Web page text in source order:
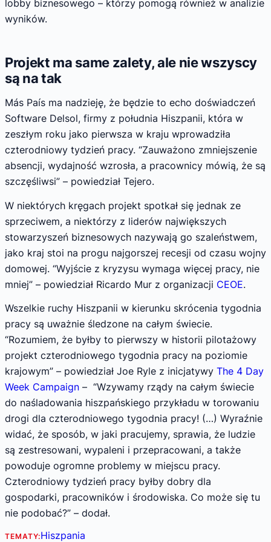
lobby biznesowego – którzy pomogą również w analizie
wyników.
Projekt ma same zalety, ale nie wszyscy
są na tak
Más País ma nadzieję, że będzie to echo doświadczeń
Software Delsol, firmy z południa Hiszpanii, która w
zeszłym roku jako pierwsza w kraju wprowadziła
czterodniowy tydzień pracy. “Zauważono zmniejszenie
absencji, wydajność wzrosła, a pracownicy mówią, że są
szczęśliwsi” – powiedział Tejero.
W niektórych kręgach projekt spotkał się jednak ze
sprzeciwem, a niektórzy z liderów największych
stowarzyszeń biznesowych nazywają go szaleństwem,
jako kraj stoi na progu najgorszej recesji od czasu wojny
domowej. “Wyjście z kryzysu wymaga więcej pracy, nie
mniej” – powiedział Ricardo Mur z organizacji CEOE.
Wszelkie ruchy Hiszpanii w kierunku skrócenia tygodnia
pracy są uważnie śledzone na całym świecie.
“Rozumiem, że byłby to pierwszy w historii pilotażowy
projekt czterodniowego tygodnia pracy na poziomie
krajowym” – powiedział Joe Ryle z inicjatywy The 4 Day
Week Campaign – “Wzywamy rządy na całym świecie
do naśladowania hiszpańskiego przykładu w torowaniu
drogi dla czterodniowego tygodnia pracy! (…) Wyraźnie
widać, że sposób, w jaki pracujemy, sprawia, że ludzie
są zestresowani, wypaleni i przepracowani, a także
powoduje ogromne problemy w miejscu pracy.
Czterodniowy tydzień pracy byłby dobry dla
gospodarki, pracowników i środowiska. Co może się tu
nie podobać?” – dodał.
TEMATY:Hiszpania